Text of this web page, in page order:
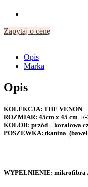
Zapytaj o cenę
Opis
Marka
Opis
KOLEKCJA: THE VENON
ROZMIAR: 45cm x 45 cm
KOLOR: przód – koralowa
POSZEWKA: tkanina
WYPEŁNIENIE: mikrofibra